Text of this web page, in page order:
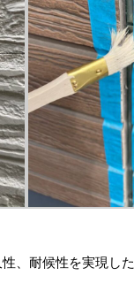
、耐候性を実現した